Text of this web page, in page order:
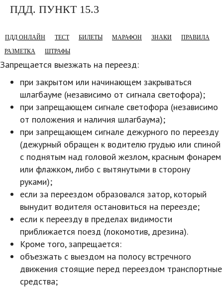
ПДД. ПУНКТ 15.3
ПДД ОНЛАЙН ТЕСТ БИЛЕТЫ МАРАФОН ЗНАКИ
ПРАВИЛА
РАЗМЕТКА
ШТРАФЫ
Запрещается выезжать на переезд:
при закрытом или начинающем закрываться
шлагбауме (независимо от сигнала светофора);
при запрещающем сигнале светофора (независимо
от положения и наличия шлагбаума);
при запрещающем сигнале дежурного по переезду
(дежурный обращен к водителю грудью или спиной
с поднятым над головой жезлом, красным фонарем
или флажком, либо с вытянутыми в сторону
руками);
если за переездом образовался затор, который
вынудит водителя остановиться на переезде;
если к переезду в пределах видимости
приближается поезд (локомотив, дрезина).
Кроме того, запрещается:
объезжать с выездом на полосу встречного
движения стоящие перед переездом транспортные
средства;